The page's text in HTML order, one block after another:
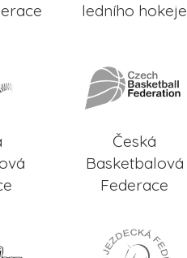
ledního hokeje
Česká
Basketbalová
Federace